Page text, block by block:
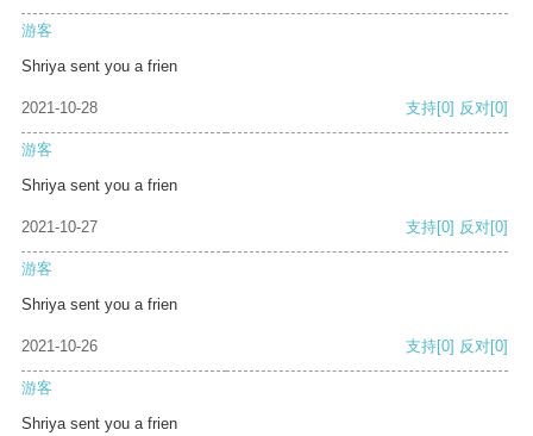
游客
Shriya sent you a frien
2021-10-28 支持[0] 反对[0]
游客
Shriya sent you a frien
2021-10-27 支持[0] 反对[0]
游客
Shriya sent you a frien
2021-10-26 支持[0] 反对[0]
游客
Shriya sent you a frien